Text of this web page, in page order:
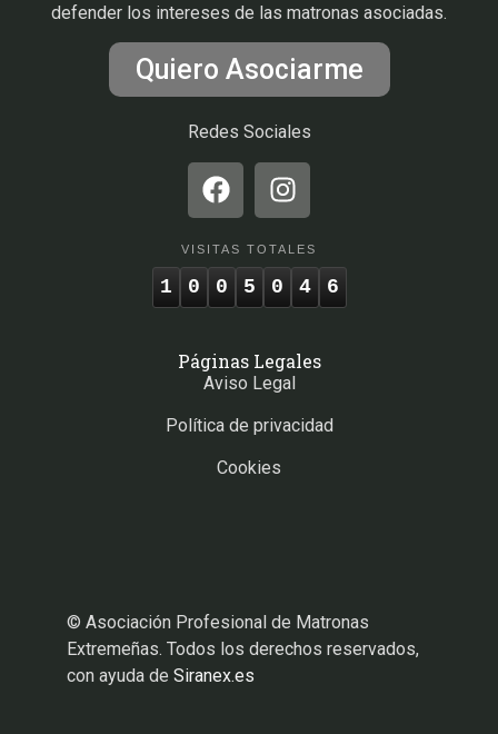
defender los intereses de las matronas asociadas.
Quiero Asociarme
Redes Sociales
VISITAS TOTALES
1 0 0 5 0 4 6
Páginas Legales
Aviso Legal
Política de privacidad
Cookies
© Asociación Profesional de Matronas
Extremeñas. Todos los derechos reservados,
con ayuda de Siranex.es